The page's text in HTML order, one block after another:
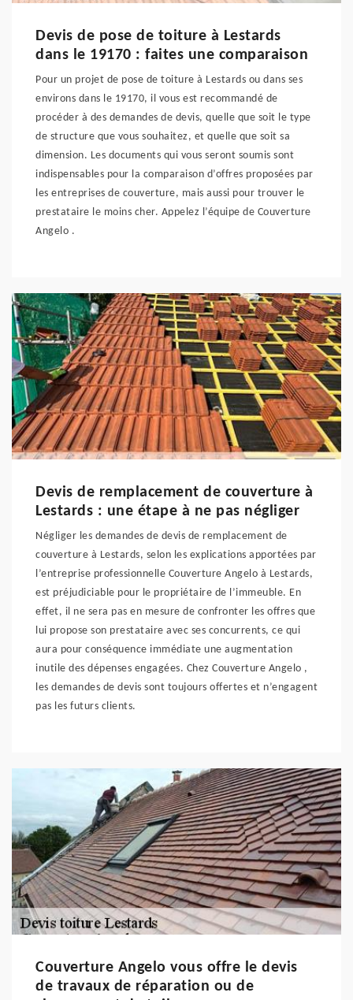
Devis de pose de toiture à Lestards
dans le 19170 : faites une comparaison
Pour un projet de pose de toiture à Lestards ou dans ses
environs dans le 19170, il vous est recommandé de
procéder à des demandes de devis, quelle que soit le type
de structure que vous souhaitez, et quelle que soit sa
dimension. Les documents qui vous seront soumis sont
indispensables pour la comparaison d’offres proposées par
les entreprises de couverture, mais aussi pour trouver le
prestataire le moins cher. Appelez l’équipe de Couverture
Angelo .
Devis de remplacement de couverture à
Lestards : une étape à ne pas négliger
Négliger les demandes de devis de remplacement de
couverture à Lestards, selon les explications apportées par
l’entreprise professionnelle Couverture Angelo à Lestards,
est préjudiciable pour le propriétaire de l’immeuble. En
effet, il ne sera pas en mesure de confronter les offres que
lui propose son prestataire avec ses concurrents, ce qui
aura pour conséquence immédiate une augmentation
inutile des dépenses engagées. Chez Couverture Angelo ,
les demandes de devis sont toujours offertes et n’engagent
pas les futurs clients.
Couverture Angelo vous offre le devis
de travaux de réparation ou de